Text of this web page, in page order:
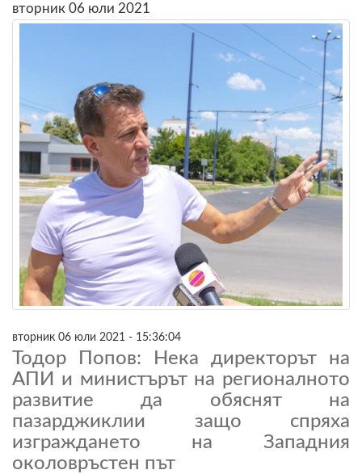
вторник 06 юли 2021
вторник 06 юли 2021 - 15:36:04
Тодор Попов: Нека директорът на
АПИ и министърът на регионалното
развитие да обяснят на
пазарджиклии защо спряха
изграждането на Западния
околовръстен път